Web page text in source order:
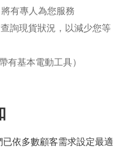
有專人為您服務
詢現貨狀況，以減少您等
有基本電動工具）
已依多數顧客需求設定最適